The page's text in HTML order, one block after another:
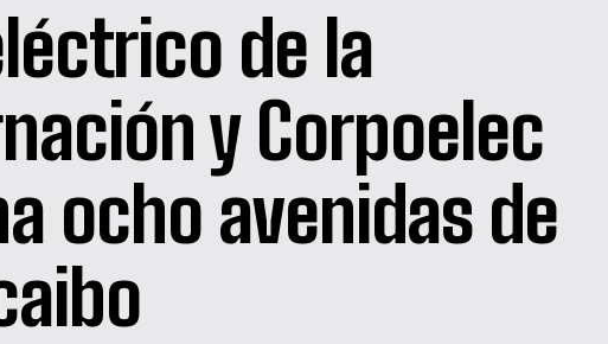
de la
y Corpoelec
ocho avenidas de